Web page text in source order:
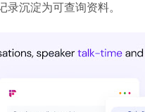
沉淀为可查询资料。